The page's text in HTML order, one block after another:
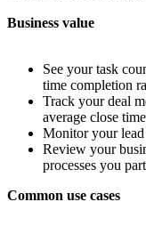
Business value
See your task
time completion
Track your deal
average close
Monitor your lead
Review your
processes you
Common use cases